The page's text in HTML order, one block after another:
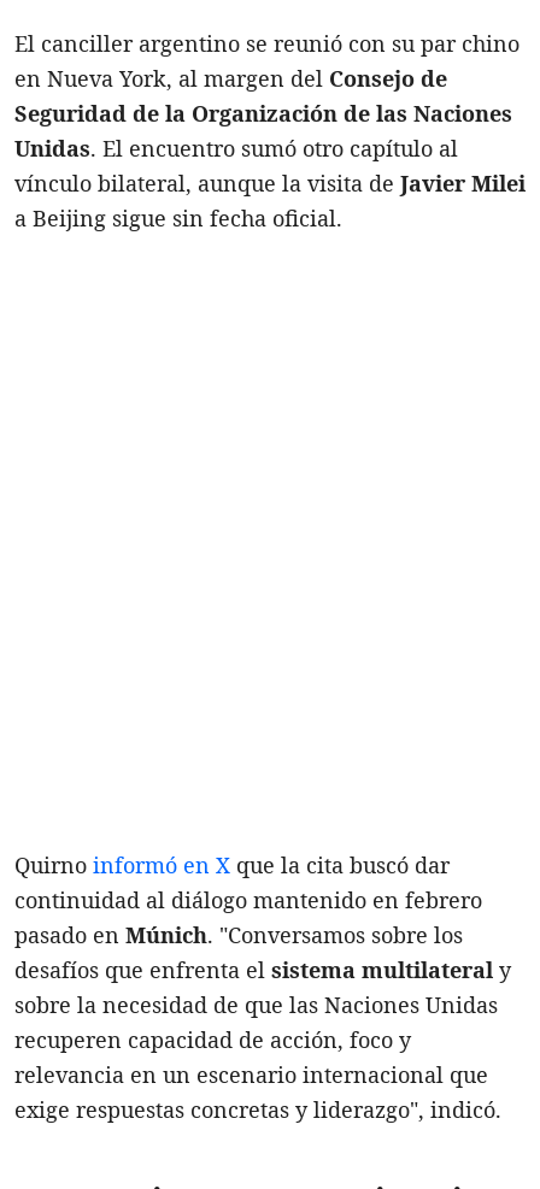
El canciller argentino se reunió con su par chino
en Nueva York, al margen del Consejo de
Seguridad de la Organización de las Naciones
Unidas. El encuentro sumó otro capítulo al
vínculo bilateral, aunque la visita de Javier Milei
a Beijing sigue sin fecha oficial.
Quirno informó en X que la cita buscó dar
continuidad al diálogo mantenido en febrero
pasado en Múnich. "Conversamos sobre los
desafíos que enfrenta el sistema multilateral y
sobre la necesidad de que las Naciones Unidas
recuperen capacidad de acción, foco y
relevancia en un escenario internacional que
exige respuestas concretas y liderazgo", indicó.